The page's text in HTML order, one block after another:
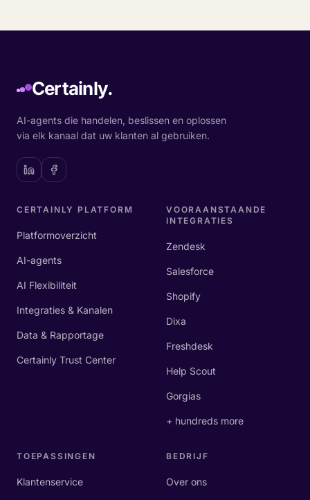
Certainly.
AI-agents die handelen, beslissen en oplossen
via elk kanaal dat uw klanten al gebruiken.
CERTAINLY PLATFORM
Platformoverzicht
AI-agents
AI Flexibiliteit
Integraties & Kanalen
Data & Rapportage
Certainly Trust Center
VOORAANSTAANDE
INTEGRATIES
Zendesk
Salesforce
Shopify
Dixa
Freshdesk
Help Scout
Gorgias
+ hundreds more
TOEPASSINGEN
Klantenservice
BEDRIJF
Over ons